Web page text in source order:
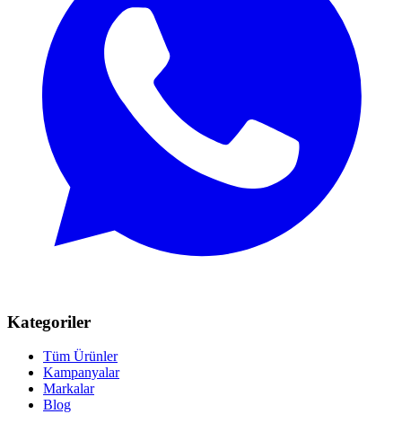
Kategoriler
Tüm Ürünler
Kampanyalar
Markalar
Blog